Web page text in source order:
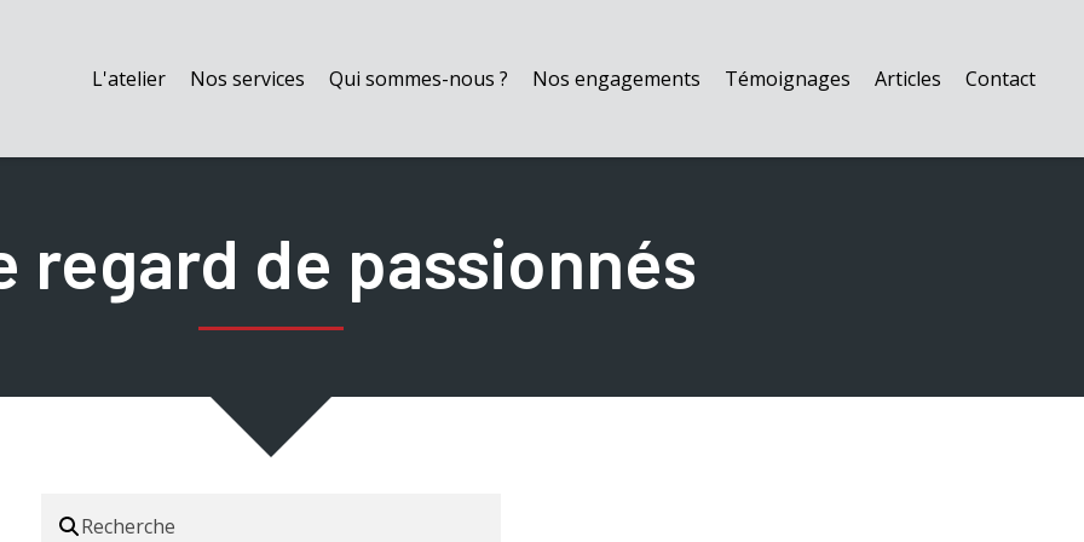
L'atelier Nos services Qui sommes-nous ? Nos engagements Témoignages Articles Contact
regard de passionnés